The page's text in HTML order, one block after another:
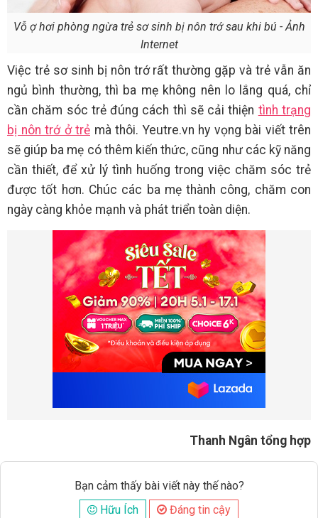
Vỗ ợ hơi phòng ngừa trẻ sơ sinh bị nôn trớ sau khi bú - Ảnh
Internet
Việc trẻ sơ sinh bị nôn trớ rất thường gặp và trẻ vẫn ăn
ngủ bình thường, thì ba mẹ không nên lo lắng quá, chỉ
cần chăm sóc trẻ đúng cách thì sẽ cải thiện tình trạng
bị nôn trớ ở trẻ mà thôi. Yeutre.vn hy vọng bài viết trên
sẽ giúp ba mẹ có thêm kiến thức, cũng như các kỹ năng
cần thiết, để xử lý tình huống trong việc chăm sóc trẻ
được tốt hơn. Chúc các ba mẹ thành công, chăm con
ngày càng khỏe mạnh và phát triển toàn diện.
Thanh Ngân tổng hợp
Bạn cảm thấy bài viết này thế nào?
Hữu Ích
Đáng tin cậy